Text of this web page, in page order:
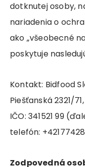
dotknutej osoby,
nariadenia o
ako „všeobecné
poskytuje
Kontakt: Bidfood
Piešťanská 2321/
IČO: 341521 99
telefón:
Zodpovedná